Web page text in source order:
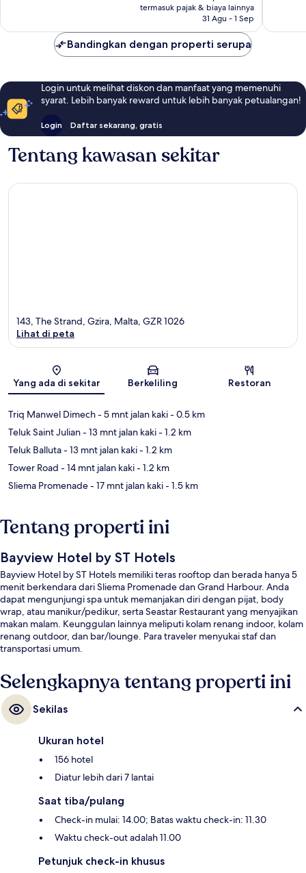
Rp2.509.000
termasuk pajak & biaya lainnya
31 Agu - 1 Sep
Bandingkan dengan properti serupa
Login untuk melihat diskon dan manfaat yang memenuhi
syarat. Lebih banyak reward untuk lebih banyak petualangan!
Login Daftar sekarang, gratis
Tentang kawasan sekitar
Peta
143, The Strand, Gzira, Malta, GZR 1026
Lihat di peta
Yang ada di sekitar Berkeliling Restoran
Triq Manwel Dimech- 5 mnt jalan kaki- 0.5 km
Teluk Saint Julian- 13 mnt jalan kaki- 1.2 km
Teluk Balluta- 13 mnt jalan kaki- 1.2 km
Tower Road - 14 mnt jalan kaki- 1.2 km
Sliema Promenade- 17 mnt jalan kaki- 1.5 km
Tentang properti ini
Bayview Hotel by ST Hotels
Bayview Hotel by ST Hotels memiliki teras rooftop dan berada hanya 5
menit berkendara dari Sliema Promenade dan Grand Harbour. Anda
dapat mengunjungi spa untuk memanjakan diri dengan pijat, body
wrap, atau manikur/pedikur, serta Seastar Restaurant yang menyajikan
makan malam. Keunggulan lainnya meliputi kolam renang indoor, kolam
renang outdoor, dan bar/lounge. Para traveler menyukai staf dan
transportasi umum.
Selengkapnya tentang properti ini
Sekilas
Ukuran hotel
156 hotel
Diatur lebih dari 7 lantai
Saat tiba/pulang
Check-in mulai: 14.00; Batas waktu check-in: 11.30
Waktu check-out adalah 11.00
Petunjuk check-in khusus